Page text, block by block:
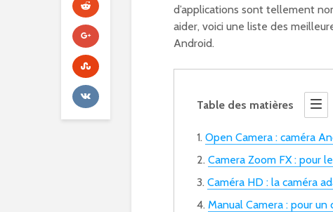
d’applications sont tellement
aider, voici une liste des
Android.
Table des matières
Open Camera : caméra
Camera Zoom FX : pour
Caméra HD : la caméra
Manual Camera : pour